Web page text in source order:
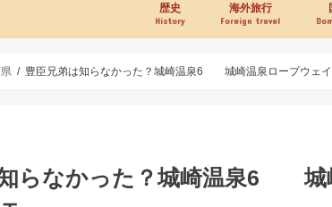
歴史
History
海外旅行
Foreign travel
豊臣兄弟は知らなかった？城崎温泉6 城崎温泉ロープウェイ
らなかった？城崎温泉6 城